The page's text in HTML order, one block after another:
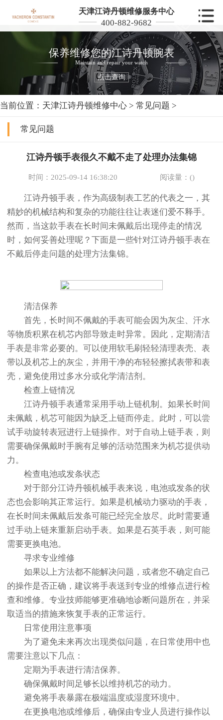
天津江诗丹顿维修服务中心
400-882-9682
保养维修您的江诗丹顿腕表
Maintain and repair your watch
点击查询
当前位置： 天津江诗丹顿维修中心 > 常见问题 >
常见问题
江诗丹顿手表很久不戴不走了处理办法集锦
时间：2025-09-14 16:38:20 阅读量：()
江诗丹顿手表，作为高级制表工艺的代表之一，其
精妙的机械结构和复杂的功能往往让表迷们爱不释手。
然而，当这款手表在长时间未佩戴后出现停走的情况
时，如何妥善处理呢？下面是一些针对江诗丹顿手表在
不戴后停走问题的处理方法集锦。
清洁保养
首先，长时间不佩戴的手表可能会因为灰尘、汗水
等物质积累在机芯内部导致走时异常。因此，定期清洁
手表是非常必要的。可以使用软毛刷轻轻清理表壳、表
带以及机芯上的灰尘，并用干净的布轻轻擦拭表带和表
壳，避免使用过多水分或化学清洁剂。
检查上链情况
江诗丹顿手表通常采用手动上链机制。如果长时间
未佩戴，机芯可能因为缺乏上链而停走。此时，可以尝
试手动旋转表冠进行上链操作。对于自动上链手表，则
需要确保佩戴时手腕有足够的活动范围来为机芯提供动
力。
检查电池或发条状态
对于部分江诗丹顿机械手表来说，电池或发条的状
态也会影响其正常运行。如果是机械动力驱动的手表，
在长时间未佩戴后发条可能已经完全放尽。此时需要通
过手动上链来重新启动手表。如果是石英手表，则可能
需要更换电池。
寻求专业维修
如果以上方法都不能解决问题，或者您不确定自己
的操作是否正确，建议将手表送到专业的维修点进行检
查和维修。专业技师能够更准确地诊断问题所在，并采
取适当的措施来恢复手表的正常运行。
日常使用注意事项
为了避免未来再次出现类似问题，在日常使用中也
需要注意以下几点：
定期为手表进行清洁保养。
确保佩戴时间足够长以维持机芯的动力。
避免将手表暴露在极端温度或湿度环境中。
在更换电池或维修后，确保由专业人员进行操作以